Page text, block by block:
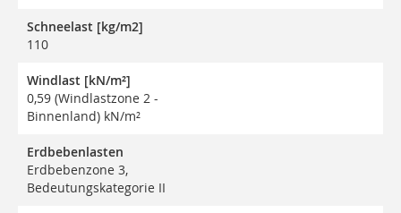
Schneelast [kg/m2]
110
Windlast [kN/m²]
0,59 (Windlastzone 2 -
Binnenland) kN/m²
Erdbebenlasten
Erdbebenzone 3,
Bedeutungskategorie II